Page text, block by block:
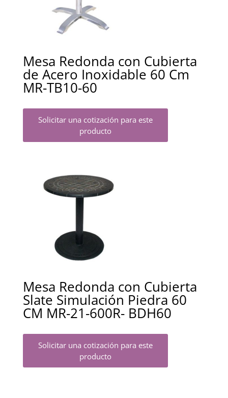
Mesa Redonda con Cubierta
de Acero Inoxidable 60 Cm
MR-TB10-60
Solicitar una cotización para este
producto
Mesa Redonda con Cubierta
Slate Simulación Piedra 60
CM MR-21-600R- BDH60
Solicitar una cotización para este
producto